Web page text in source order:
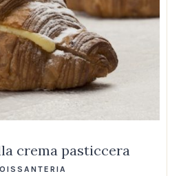
crema pasticcera